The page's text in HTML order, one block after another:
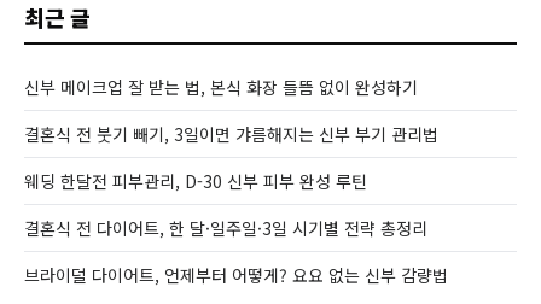
최근 글
신부 메이크업 잘 받는 법, 본식 화장 들뜸 없이 완성하기
결혼식 전 붓기 빼기, 3일이면 갸름해지는 신부 부기 관리법
웨딩 한달전 피부관리, D-30 신부 피부 완성 루틴
결혼식 전 다이어트, 한 달·일주일·3일 시기별 전략 총정리
브라이덜 다이어트, 언제부터 어떻게? 요요 없는 신부 감량법